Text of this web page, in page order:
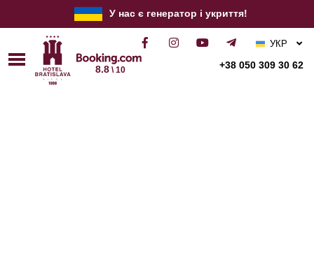
У нас є генератор і укриття!
8.8\ 10 +38 050 309 30 62
РУС
УКР